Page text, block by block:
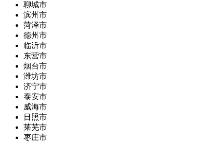
聊城市
滨州市
菏泽市
德州市
临沂市
东营市
烟台市
潍坊市
济宁市
泰安市
威海市
日照市
莱芜市
枣庄市